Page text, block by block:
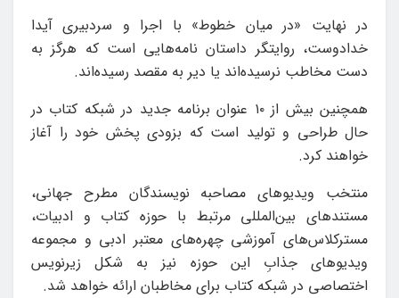
در نهایت «در میان خطوط» با اجرا و سردبیری آیدا
خدادوست، روایتگر داستان نامه‌هایی است که هرگز به
دست مخاطب نرسیده‌اند یا دیر به مقصد رسیده‌اند.
همچنین بیش از ۱۰ عنوان برنامه جدید در شبکه کتاب در
حال طراحی و تولید است که بزودی پخش خود را آغاز
خواهند کرد.
منتخب ویدیوهای مصاحبه نویسندگان مطرح جهانی،
مستندهای بین‌المللی مرتبط با حوزه کتاب و ادبیات،
مسترکلاس‌های آموزشی چهره‌های معتبر ادبی و مجموعه
ویدیوهای جذابِ این حوزه نیز به شکل زیرنویس
اختصاصی در شبکه کتاب برای مخاطبان ارائه خواهد شد.